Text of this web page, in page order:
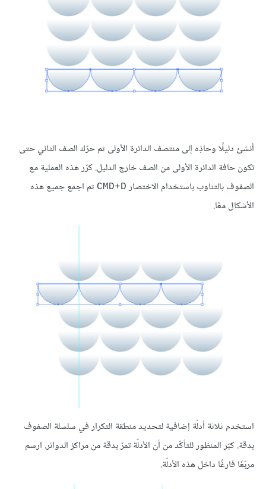
أنشئ دليلًا وحاذِه إلى منتصف الدائرة الأولى ثم حرّك الصف الثاني حتى
تكون حافة الدائرة الأولى من الصف خارج الدليل. كرّر هذه العملية مع
الصفوف بالتناوب باستخدام الاختصار CMD+D ثم اجمع جميع هذه
الأشكال معًا.
استخدم ثلاثة أدلّة إضافية لتحديد منطقة التكرار في سلسلة الصفوف
بدقة. كبّر المنظور للتأكّد من أن الأدلّة تمرّ بدقة من مراكز الدوائر. ارسم
مربّعًا فارغًا داخل هذه الأدلّة.